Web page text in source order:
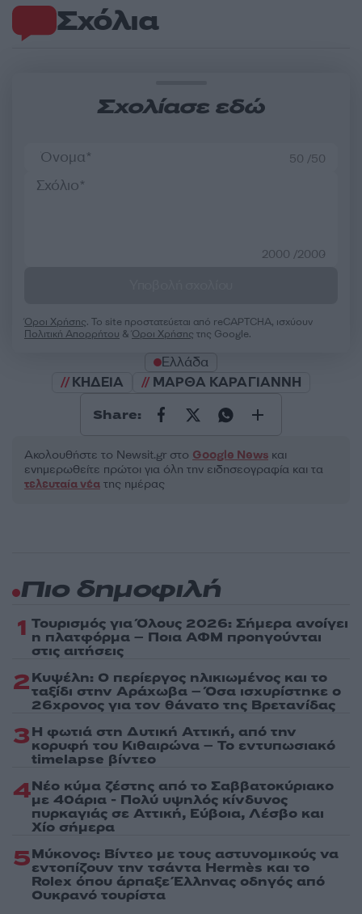
Σχόλια
Σχολίασε εδώ
50 /50
2000 /2000
Όροι Χρήσης. Το site προστατεύεται από reCAPTCHA, ισχύουν
Πολιτική Απορρήτου &Όροι Χρήσης της Google.
Ελλάδα
ΚΗΔΕΙΑ
ΜΑΡΘΑ ΚΑΡΑΓΙΑΝΝΗ
Share:
Ακολουθήστε το Νewsit.gr στο Google News και
ενημερωθείτε πρώτοι για όλη την ειδησεογραφία και τα
τελευταία νέα της ημέρας
Πιο δημοφιλή
1 Τουρισμός για Όλους 2026: Σήμερα ανοίγει
η πλατφόρμα – Ποια ΑΦΜ προηγούνται
στις αιτήσεις
2Κυψέλη: Ο περίεργος ηλικιωμένος και το
ταξίδι στην Αράχωβα – Όσα ισχυρίστηκε ο
26χρονος για τον θάνατο της Βρετανίδας
3Η φωτιά στη Δυτική Αττική, από την
κορυφή του Κιθαιρώνα – Το εντυπωσιακό
timelapse βίντεο
4Νέο κύμα ζέστης από το Σαββατοκύριακο
με 40άρια - Πολύ υψηλός κίνδυνος
πυρκαγιάς σε Αττική, Εύβοια, Λέσβο και
Χίο σήμερα
5Μύκονος: Βίντεο με τους αστυνομικούς να
εντοπίζουν την τσάντα Hermès και το
Rolex όπου άρπαξε Έλληνας οδηγός από
Ουκρανό τουρίστα